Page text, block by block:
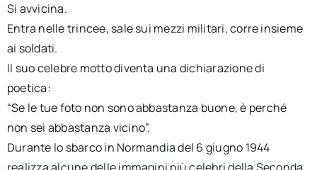
Si avvicina.
Entra nelle trincee, sale sui mezzi militari, corre insieme
ai soldati.
Il suo celebre motto diventa una dichiarazione di
poetica:
“Se le tue foto non sono abbastanza buone, è perché
non sei abbastanza vicino”.
Durante lo sbarco in Normandia del 6 giugno 1944